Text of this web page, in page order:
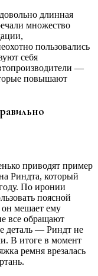
длинная
множество
пользовались
себя
—
повышают
приводят пример
Риндта, который
По иронии
поясной
он мешает ему
все обращают
деталь — Риндт не
В итоге в момент
ремня врезалась